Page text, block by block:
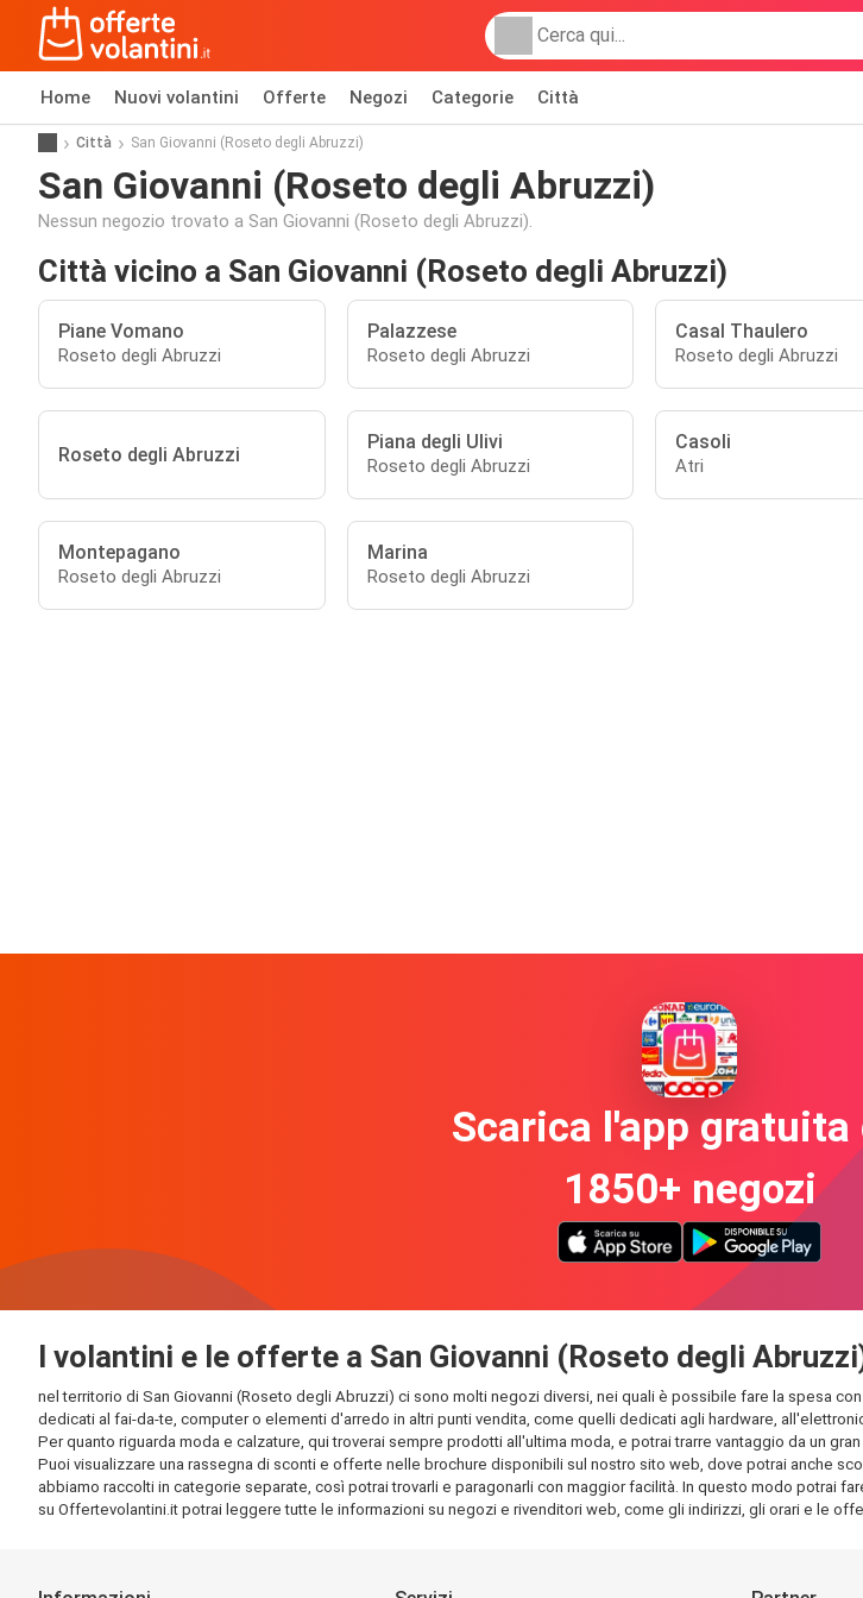
Home Nuovi volantini Offerte Negozi Categorie Città
Città San Giovanni (Roseto degli Abruzzi)
San Giovanni (Roseto degli Abruzzi)
Nessun negozio trovato a San Giovanni (Roseto degli Abruzzi).
Città vicino a San Giovanni (Roseto degli Abruzzi)
Piane Vomano
Roseto degli Abruzzi
Palazzese
Roseto degli Abruzzi
Casal Thaulero
Roseto degli Abruzzi
Roseto degli Abruzzi
Piana degli Ulivi
Roseto degli Abruzzi
Casoli
Atri
Montepagano
Roseto degli Abruzzi
Marina
Roseto degli Abruzzi
Scarica l'app gratuita
1850+ negozi
I volantini e le offerte a San Giovanni (Roseto degli
nel territorio di San Giovanni (Roseto degli Abruzzi) ci sono molti negozi diversi, nei quali è possibile fare la spesa
dedicati al fai-da-te, computer o elementi d'arredo in altri punti vendita, come quelli dedicati agli hardware,
Per quanto riguarda moda e calzature, qui troverai sempre prodotti all'ultima moda, e potrai trarre vantaggio da un
Puoi visualizzare una rassegna di sconti e offerte nelle brochure disponibili sul nostro sito web, dove potrai anche
abbiamo raccolti in categorie separate, così potrai trovarli e paragonarli con maggior facilità. In questo modo potrai
su Offertevolantini.it potrai leggere tutte le informazioni su negozi e rivenditori web, come gli indirizzi, gli orari e le